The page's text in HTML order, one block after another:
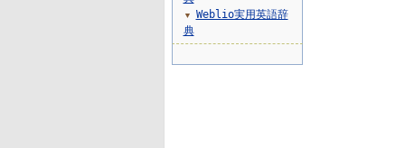
▼
Weblio実用英語辞
典